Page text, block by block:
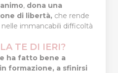
, dona una
di libertà, che rende
immancabili difficoltà
TE DI IERI?
ha fatto bene a
formazione, a sfinirsi